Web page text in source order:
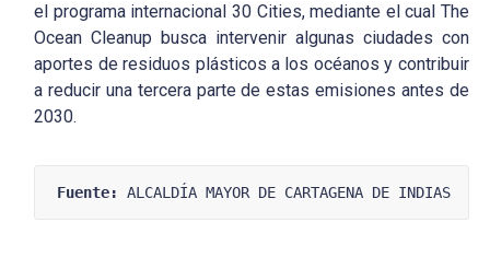
el programa internacional 30 Cities, mediante el cual The
Ocean Cleanup busca intervenir algunas ciudades con
aportes de residuos plásticos a los océanos y contribuir
a reducir una tercera parte de estas emisiones antes de
2030.
Fuente: ALCALDÍA MAYOR DE CARTAGENA DE INDIAS